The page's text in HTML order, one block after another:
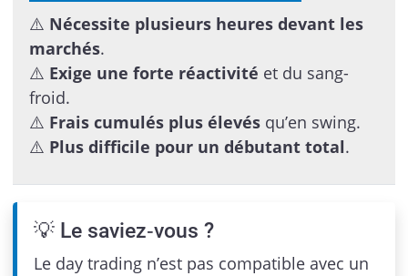
⚠️ Nécessite plusieurs heures devant les
marchés.
⚠️ Exige une forte réactivité et du sang-
froid.
⚠️ Frais cumulés plus élevésqu’en swing.
⚠️ Plus difficile pour un débutant total.
💡 Le saviez‑vous ?
Le day trading n’est pas compatible avec un